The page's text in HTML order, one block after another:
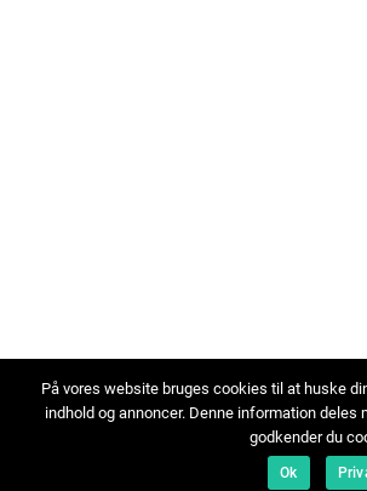
På vores website bruges cookies til at huske
indhold og annoncer. Denne information
godkender du
Ok